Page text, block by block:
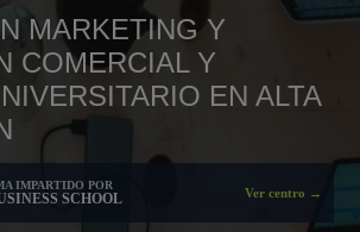
MARKETING Y
COMERCIAL Y
EN ALTA
IMPARTIDO POR
SCHOOL Ver centro →